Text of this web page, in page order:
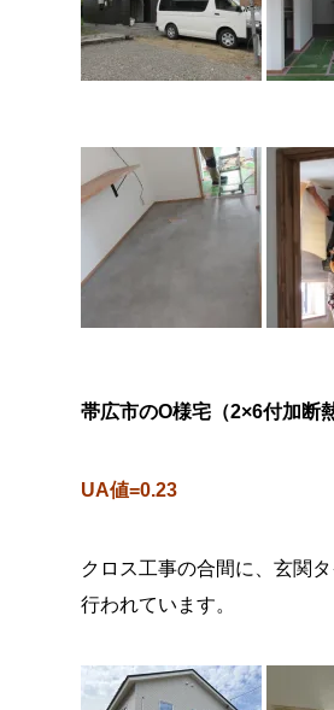
帯広市のO様宅（2×6付加断
UA値=0.23
クロス工事の合間に、玄関
行われています。